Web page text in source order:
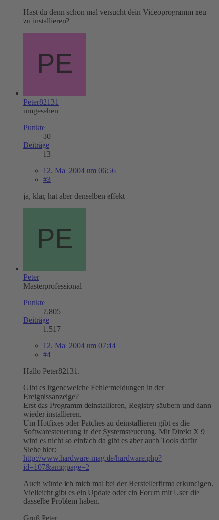
Hast du denn schon mal versucht dein Videoprogramm neu
zu installieren?
Peter82131
umgesehen
Punkte
80
Beiträge
13
12. Mai 2004 um 06:56
#3
ja, klar, hat aber denselben effekt
Peter
Masterprofessional
Punkte
7.805
Beiträge
1.517
12. Mai 2004 um 07:44
#4
Hallo Peter82131.
Gibt es irgendwelche Fehlermeldungen in der
Ereignissanzeige?
Erst das Programm deinstallieren, Registry säubern und dann
wieder installieren.
Um Hotfixes oder Patches zu deinstallieren gibt es die
Softwaresteuerung in der Systemsteuerung. Mit Direkt X 9
wird es nicht so einfach da gibt es aber auch Tools dafür.
Siehe hier:
http://www.hardware-mag.de/hardware.php?
id=107&amp;page=2
Auch würde ich mich mal bei der Herstellerfirma erkundigen.
Vielleicht gibt es ein Update oder ein Forum mit User die
dasselbe Problem haben.
Gruß Peter